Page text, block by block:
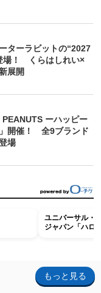
ターラビットの“2027
場！ くらはしれい×
展開
PEANUTS ーハッピー
開催！ 全9ブランド
場
ユニバーサル・
ジャパン「ハロ
もっと見る